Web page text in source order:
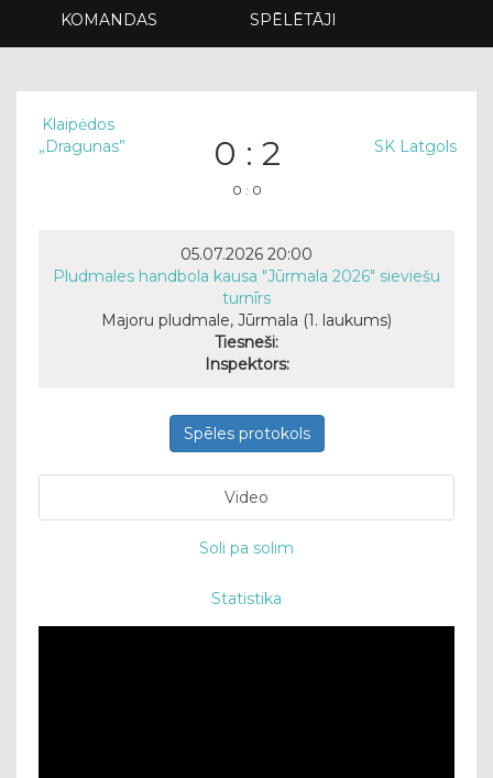
KOMANDAS SPĒLĒTĀJI
Klaipėdos
„Dragunas”
0 : 2
0 : 0
SK Latgols
05.07.2026 20:00
Pludmales handbola kausa "Jūrmala 2026" sieviešu
turnīrs
Majoru pludmale, Jūrmala (1. laukums)
Tiesneši:
Inspektors:
Spēles protokols
Video
Soli pa solim
Statistika